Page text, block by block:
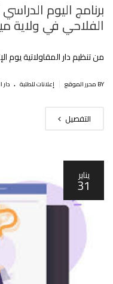
برنامج اليوم
الفلاحي في ولاية
من تنظيم دار المقاولاتية يوم الإثنين 08
BY محرر الموقع إعلانات للطلبة . دار
التفصيل
يناير
31